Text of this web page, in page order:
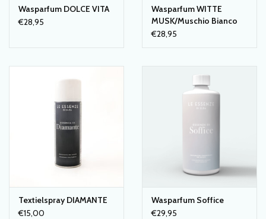
Wasparfum DOLCE VITA
€28,95
Wasparfum WITTE
MUSK/Muschio Bianco
€28,95
Textielspray DIAMANTE
€15,00
Wasparfum Soffice
€29,95